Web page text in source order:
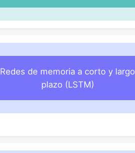
Redes de memoria a corto y largo
plazo (LSTM)